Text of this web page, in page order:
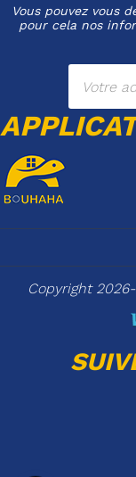
Vous pouvez vous
pour cela nos
Copyright